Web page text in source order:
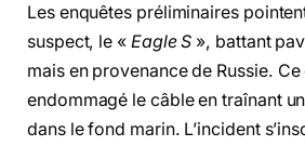
Les enquêtes préliminaires
suspect, le «Eagle S », battant
mais en provenance de Russie.
endommagé le câble en traînant
dans le fond marin. L’incident